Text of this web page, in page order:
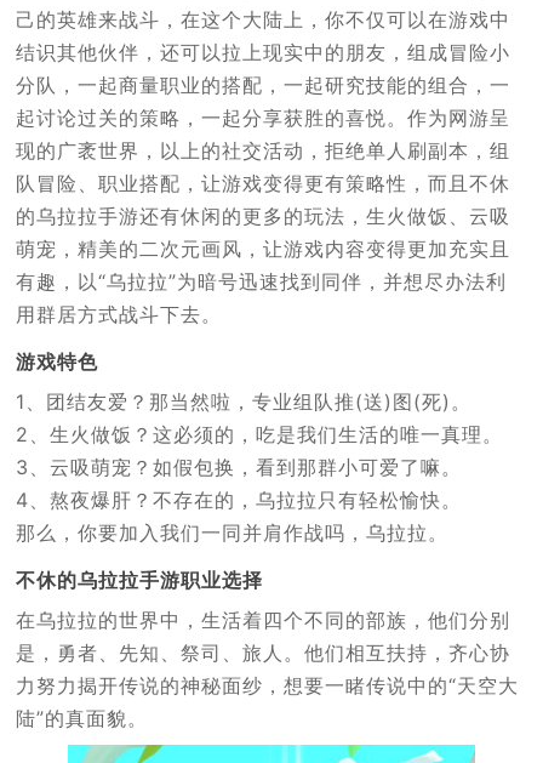
己的英雄来战斗，在这个大陆上，你不仅可以在游戏中
结识其他伙伴，还可以拉上现实中的朋友，组成冒险小
分队，一起商量职业的搭配，一起研究技能的组合，一
起讨论过关的策略，一起分享获胜的喜悦。作为网游呈
现的广袤世界，以上的社交活动，拒绝单人刷副本，组
队冒险、职业搭配，让游戏变得更有策略性，而且不休
的乌拉拉手游还有休闲的更多的玩法，生火做饭、云吸
萌宠，精美的二次元画风，让游戏内容变得更加充实且
有趣，以“乌拉拉”为暗号迅速找到同伴，并想尽办法利
用群居方式战斗下去。
游戏特色
1、团结友爱？那当然啦，专业组队推(送)图(死)。
2、生火做饭？这必须的，吃是我们生活的唯一真理。
3、云吸萌宠？如假包换，看到那群小可爱了嘛。
4、熬夜爆肝？不存在的，乌拉拉只有轻松愉快。
那么，你要加入我们一同并肩作战吗，乌拉拉。
不休的乌拉拉手游职业选择
在乌拉拉的世界中，生活着四个不同的部族，他们分别
是，勇者、先知、祭司、旅人。他们相互扶持，齐心协
力努力揭开传说的神秘面纱，想要一睹传说中的“天空大
陆”的真面貌。